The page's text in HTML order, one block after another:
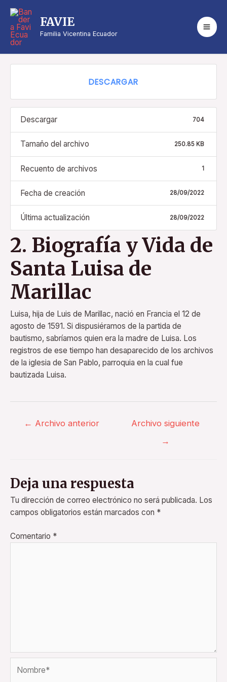
FAVIE
Familia Vicentina Ecuador
2. Biografía y Vida de
Santa Luisa de Marillac
DESCARGAR
Descargar 704
Tamaño del archivo 250.85 KB
Recuento de archivos 1
Fecha de creación 28/09/2022
Última actualización 28/09/2022
2. Biografía y Vida de
Santa Luisa de
Marillac
Luisa, hija de Luis de Marillac, nació en Francia el 12 de
agosto de 1591. Si dispusiéramos de la partida de
bautismo, sabríamos quien era la madre de Luisa. Los
registros de ese tiempo han desaparecido de los archivos
de la iglesia de San Pablo, parroquia en la cual fue
bautizada Luisa.
← Archivo anterior
Archivo siguiente
→
Deja una respuesta
Tu dirección de correo electrónico no será publicada. Los
campos obligatorios están marcados con *
Comentario *